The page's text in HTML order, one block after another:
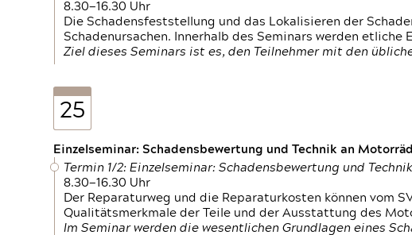
8.30—16.30 Uhr
Die Schadensfeststellung und das Lokalisieren der
Schadenursachen. Innerhalb des Seminars werden
Ziel dieses Seminars ist es, den Teilnehmer mit den
25
Einzelseminar: Schadensbewertung und Technik an
Termin 1/2: Einzelseminar: Schadensbewertung und
8.30—16.30 Uhr
Der Reparaturweg und die Reparaturkosten können vom
Qualitätsmerkmale der Teile und der Ausstattung des
Im Seminar werden die wesentlichen Grundlagen eines